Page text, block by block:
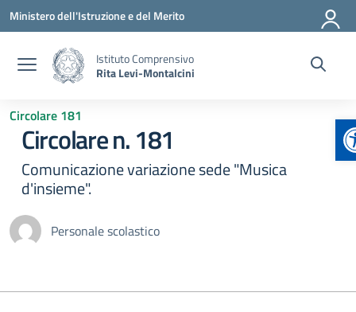
Vai ai contenuti
Vai al menu di navigazione
Vai al footer
Ministero dell'Istruzione e del Merito
Istituto Comprensivo
Rita Levi-Montalcini
Circolare 181
Circolare n. 181
Comunicazione variazione sede "Musica
d'insieme".
Personale scolastico